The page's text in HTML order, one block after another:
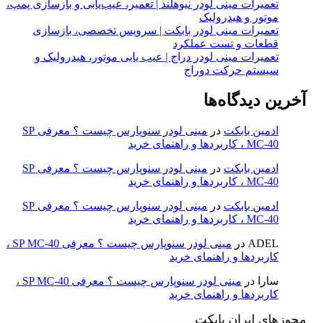
تعمیرات مینی لودر نیوهلند | تعمیر، عیب‌یابی و بازسازی پمپ،
موتور و هیدرولیک
تعمیرات مینی لودر بابکت | سرویس تخصصی، بازسازی
قطعات و تست عملکرد
تعمیرات مینی لودر دراج | عیب یابی موتور، هیدرولیک و
سیستم حرکت دوراج
آخرین دیدگاه‌ها
ادمین بابکت در
مینی لودر سنوپارس چیست ؟ معرفی SP
MC-40 ، کاربردها و راهنمای خرید
ادمین بابکت در
مینی لودر سنوپارس چیست ؟ معرفی SP
MC-40 ، کاربردها و راهنمای خرید
ادمین بابکت در
مینی لودر سنوپارس چیست ؟ معرفی SP
MC-40 ، کاربردها و راهنمای خرید
ADEL در
مینی لودر سنوپارس چیست ؟ معرفی SP MC-40 ،
کاربردها و راهنمای خرید
سارا در
مینی لودر سنوپارس چیست ؟ معرفی SP MC-40 ،
کاربردها و راهنمای خرید
مجوزهای ایران بابکت